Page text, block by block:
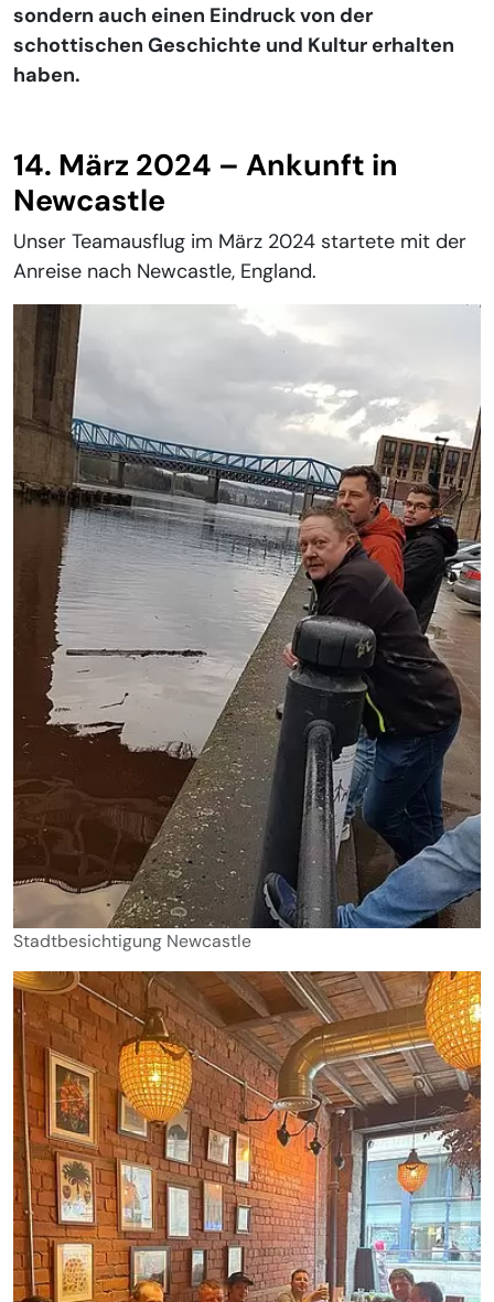
sondern auch einen Eindruck von der
schottischen Geschichte und Kultur erhalten
haben.
14. März 2024 – Ankunft in
Newcastle
Unser Teamausflug im März 2024 startete mit der
Anreise nach Newcastle, England.
Show larger version for:
Stadtbesichtigung Newcastle
Show larger version for: